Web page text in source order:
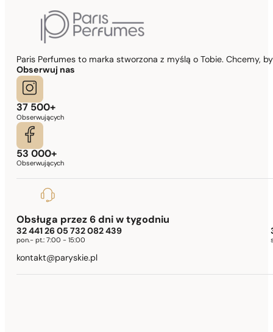
Paris Perfumes to marka stworzona z myślą o Tobie. Chcemy,
Obserwuj nas
37 500+
Obserwujących
53 000+
Obserwujących
Obsługa przez 6 dni w tygodniu
32 441 26 05 732 082 439
pon.- pt.: 7:00 - 15:00
kontakt@paryskie.pl